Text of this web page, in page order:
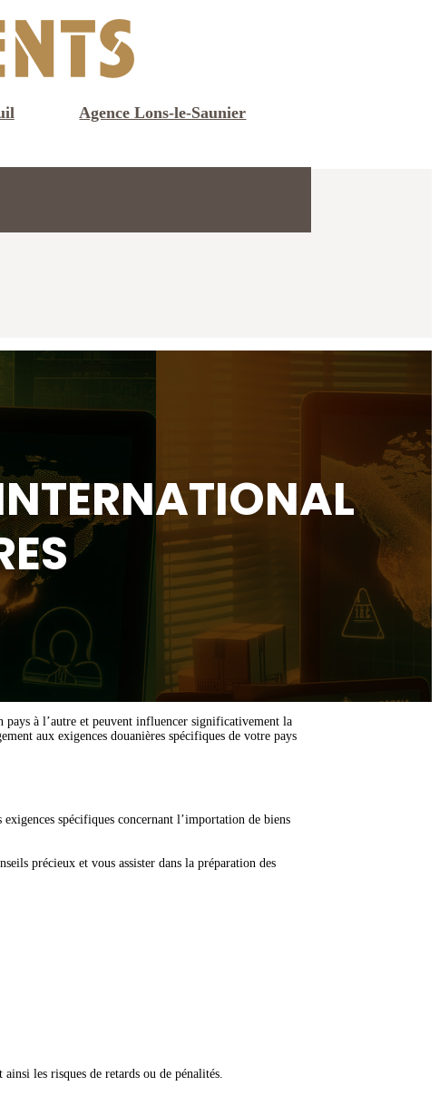
Agence Lons-le-Saunier
pays à l’autre et peuvent influencer significativement la
aux exigences douanières spécifiques de votre pays
spécifiques concernant l’importation de biens
précieux et vous assister dans la préparation des
les risques de retards ou de pénalités.